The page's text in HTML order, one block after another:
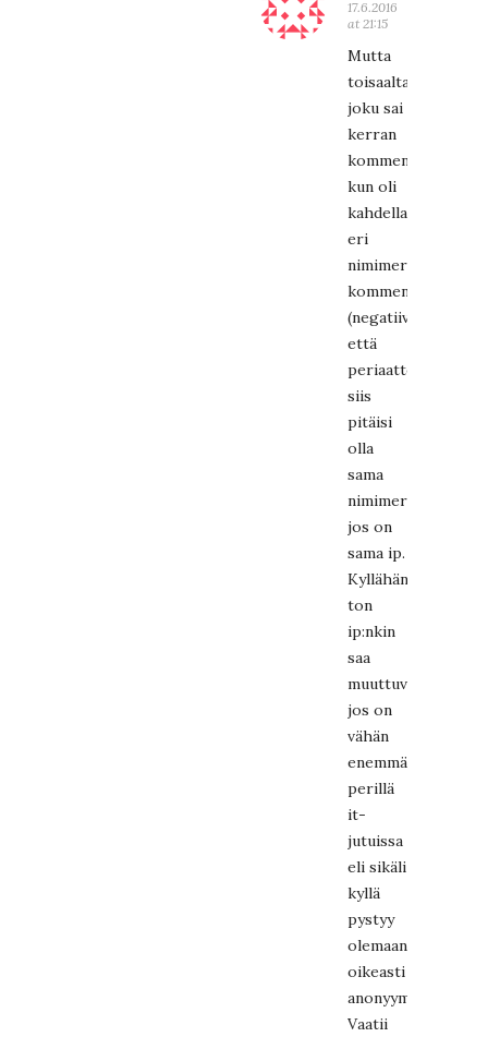
17.6.2016
at 21:15
Mutta
toisaalta
joku sai
kerran
kommenttia
kun oli
kahdella
eri
nimimerkillä
kommentoinut
(negatiivisesti)
että
periaatteessa
siis
pitäisi
olla
sama
nimimerkki
jos on
sama ip.
Kyllähän
ton
ip:nkin
saa
muuttuvaksi
jos on
vähän
enemmän
perillä
it-
jutuissa
eli sikäli
kyllä
pystyy
olemaan
oikeasti
anonyymi.
Vaatii